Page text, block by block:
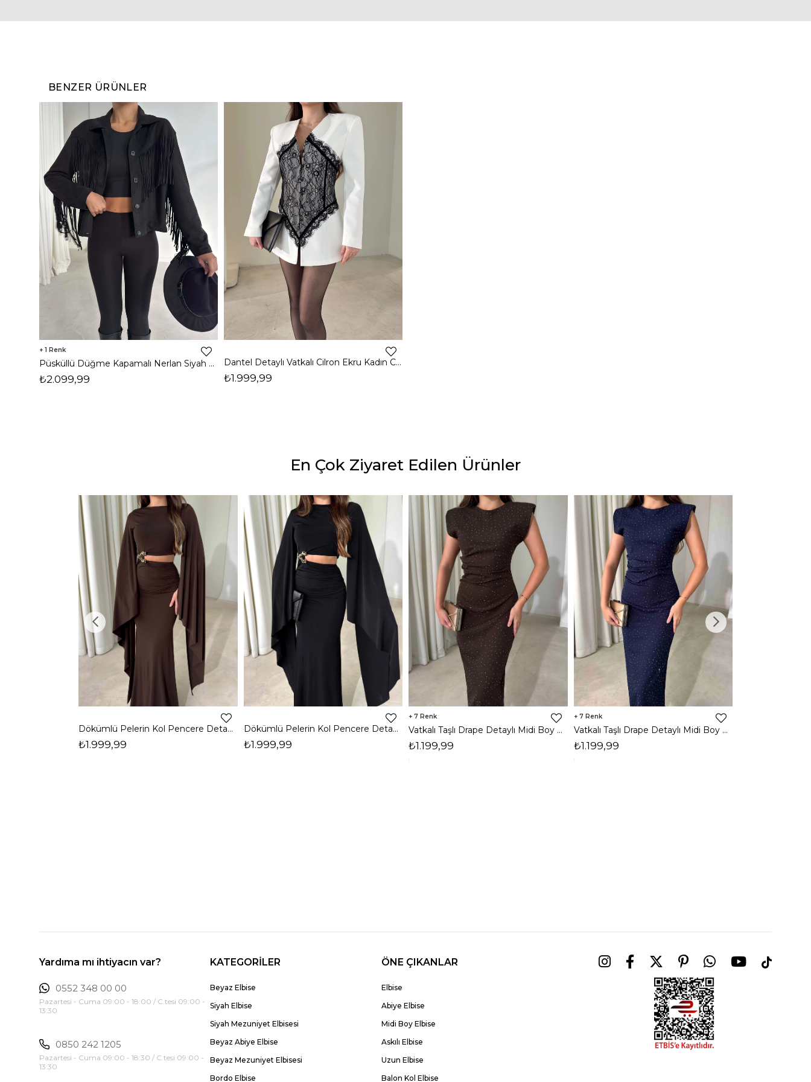
BENZER ÜRÜNLER
1
Püsküllü Düğme Kapamalı Nerlan Siyah Kadın Ceket 26K336
₺2.099,99
Dantel Detaylı Vatkalı Cilron Ekru Kadın Ceket 26Y010
₺1.999,99
En Çok Ziyaret Edilen Ürünler
Dökümlü Pelerin Kol Pencere Detaylı Maxi Kahverengi Arlev Kadın Elbise 26Y511
₺1.999,99
Dökümlü Pelerin Kol Pencere Detaylı Maxi Siyah Arlev Kadın Elbise 26Y511
₺1.999,99
7
Vatkalı Taşlı Drape Detaylı Midi Boy Kahverengi Jesep Kadın Elbise 26Y282
₺1.199,99
7
Vatkalı Taşlı Drape Detaylı Midi Boy Lacivert Jesep Kadın Elbise 26Y282
₺1.199,99
Yardıma mı ihtiyacın var?
0552 348 00 00
Pazartesi - Cuma 09:00 - 18:00 / C.tesi 09:00 -
13:30
0850 242 1205
Pazartesi - Cuma 09:00 - 18:30 / C.tesi 09:00 -
13:30
KATEGORİLER
Beyaz Elbise
Siyah Elbise
Siyah Mezuniyet Elbisesi
Beyaz Abiye Elbise
Beyaz Mezuniyet Elbisesi
Bordo Elbise
ÖNE ÇIKANLAR
Elbise
Abiye Elbise
Midi Boy Elbise
Askılı Elbise
Uzun Elbise
Balon Kol Elbise